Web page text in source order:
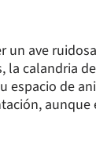
un ave
la calandria
de